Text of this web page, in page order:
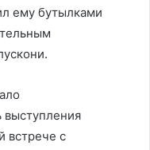
ему бутылками
выступления
встрече с